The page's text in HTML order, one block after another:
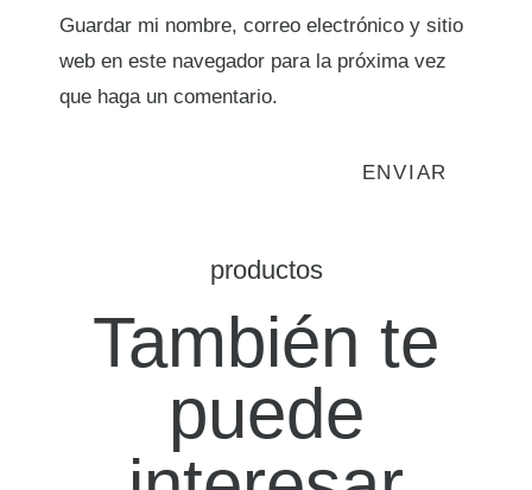
Guardar mi nombre, correo electrónico y sitio
web en este navegador para la próxima vez
que haga un comentario.
productos
También te
puede